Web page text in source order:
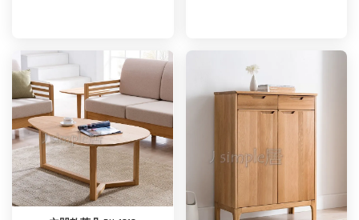
加入購物車
加入購物車